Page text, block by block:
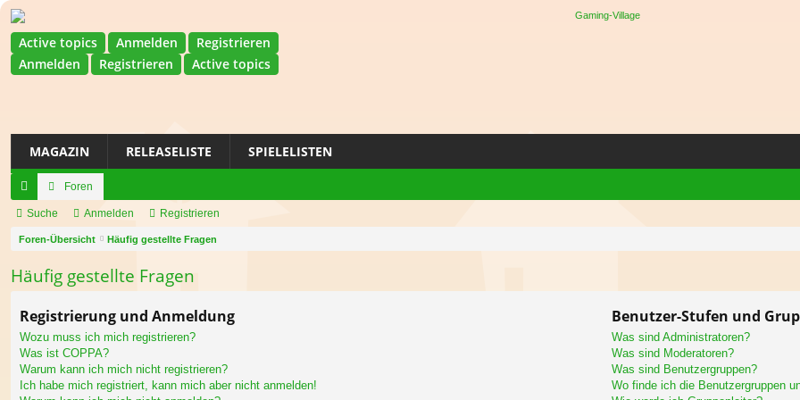
Active topics Anmelden
Registrieren
Anmelden
Registrieren Active topics
MAGAZIN RELEASELISTE SPIELELISTEN
ch
ne
llz
ug
riff
Foren
Suche Anmelden Registrieren
Foren-Übersicht Häufig gestellte Fragen
Häufig gestellte Fragen
Registrierung und Anmeldung
Wozu muss ich mich registrieren?
Was ist COPPA?
Warum kann ich mich nicht registrieren?
Ich habe mich registriert, kann mich aber nicht anmelden!
Benutzer-Stufen und
Was sind Administratoren?
Was sind Moderatoren?
Was sind Benutzergruppen?
Wo finde ich die Benutzergruppen